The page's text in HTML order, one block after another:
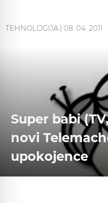
TEHNOLOGIJA 08. 04. 2011
Super babi
novi
upokojence